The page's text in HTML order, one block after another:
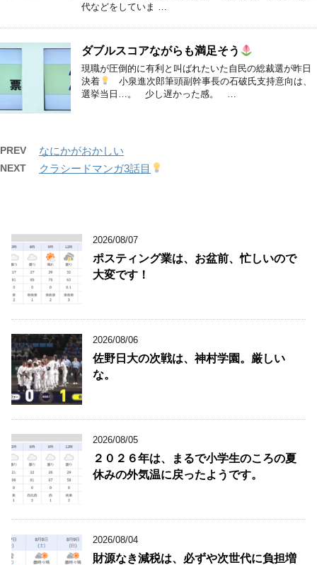
代などをしていま …
ダブルスコアながらも満足そう
現職が圧倒的に有利と叫ばれたいた自民の総裁選が昨日
決着
小泉進次郎筆頭副幹事長の石破氏支持意向は、
選挙当日…。 少し遅かった感。 …
PREV なにかがおかしい
NEXT クラシードマンガ3話目
2026/08/07
ポスティング業は、お盆前、忙しいので
大変です！
2026/08/06
佐野日大の次戦は、神村学園。厳しい
な。
2026/08/05
２０２６年は、まるで小学生のころの夏
休みの外気温に戻ったようです。
2026/08/04
財源なき減税は、必ずや次世代に負担増